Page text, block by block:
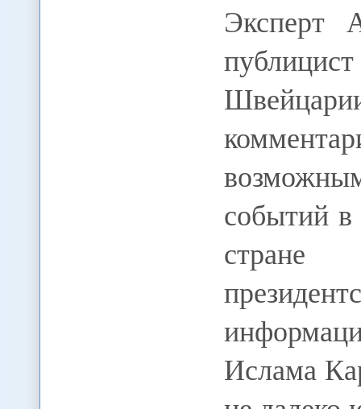
Эксперт
событий в
стране
Ислама